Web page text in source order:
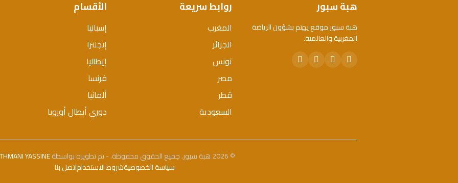
هبة سبور
هبة سبور موقع يهتم بشؤون الرياضة
المغربية والعالمية.
روابط سريعة
المغرب
الجزائر
تونس
مصر
قطر
السعودية
الأقسام
إسبانيا
إنجلترا
إيطاليا
فرنسا
ألمانيا
دوري أبطال أوروبا
© 2026 هبة سبور. جميع الحقوق محفوظة. - تم تطويره بواسطة
YASSINE
سياسة الخصوصيةشروط الاستخداماتصل بنا